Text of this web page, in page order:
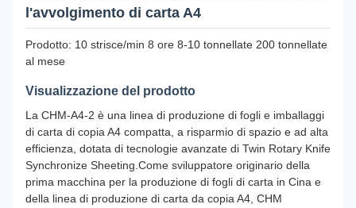
l'avvolgimento di carta A4
Prodotto: 10 strisce/min 8 ore 8-10 tonnellate 200 tonnellate
al mese
Visualizzazione del prodotto
La CHM-A4-2 è una linea di produzione di fogli e imballaggi
di carta di copia A4 compatta, a risparmio di spazio e ad alta
efficienza, dotata di tecnologie avanzate di Twin Rotary Knife
Synchronize Sheeting.Come sviluppatore originario della
prima macchina per la produzione di fogli di carta in Cina e
della linea di produzione di carta da copia A4, CHM